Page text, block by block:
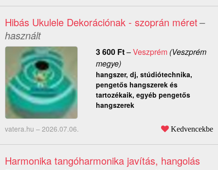
Hibás Ukulele Dekorációnak - szoprán méret–
használt
3 600 Ft–Veszprém(Veszprém
megye)
hangszer, dj, stúdiótechnika,
pengetős hangszerek és
tartozékaik, egyéb pengetős
hangszerek
vatera.hu – 2026.07.06. Kedvencekbe
Harmonika tangóharmonika javítás, hangolás